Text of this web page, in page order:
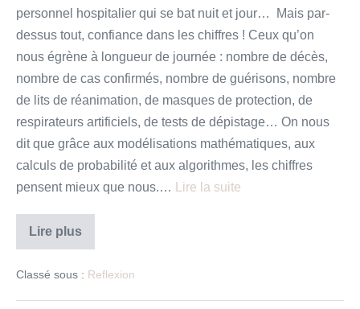
personnel hospitalier qui se bat nuit et jour… Mais par-
dessus tout, confiance dans les chiffres ! Ceux qu’on
nous égrène à longueur de journée : nombre de décès,
nombre de cas confirmés, nombre de guérisons, nombre
de lits de réanimation, de masques de protection, de
respirateurs artificiels, de tests de dépistage… On nous
dit que grâce aux modélisations mathématiques, aux
calculs de probabilité et aux algorithmes, les chiffres
pensent mieux que nous.…
Lire la suite
Lire plus“Retrouver
Méditation
pour
Classé sous : Reflexion